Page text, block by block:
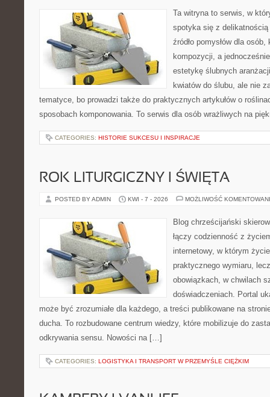
Ta witryna to serwis, w
spotyka się z
źródło pomysłów dla
kompozycji, a
estetykę ślubnych
kwiatów do ślubu, ale nie
tematyce, bo prowadzi także do praktycznych artykułów o
sposobach komponowania. To serwis dla osób wrażliwych na
CATEGORIES: HISTORIE SUKCESU I INSPIRACJE
ROK LITURGICZNY I ŚWIĘTA
POSTED BY ADMIN KWI - 7 - 2026 MOŻLIWOŚĆ
Blog chrześcijański
łączy codzienność z
internetowy, w którym
praktycznego wymiaru,
obowiązkach, w chwilach
doświadczeniach. Portal
może być zrozumiałe dla każdego, a treści publikowane na
ducha. To rozbudowane centrum wiedzy, które mobilizuje do
odkrywania sensu. Nowości na […]
CATEGORIES: LOGISTYKA I TRANSPORT W PRZEMYŚLE CIĘŻKIM